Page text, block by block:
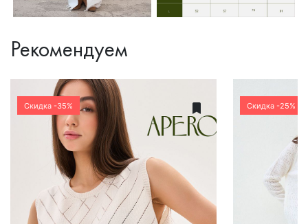
Рекомендуем
Скидка -35% Скидка -25%